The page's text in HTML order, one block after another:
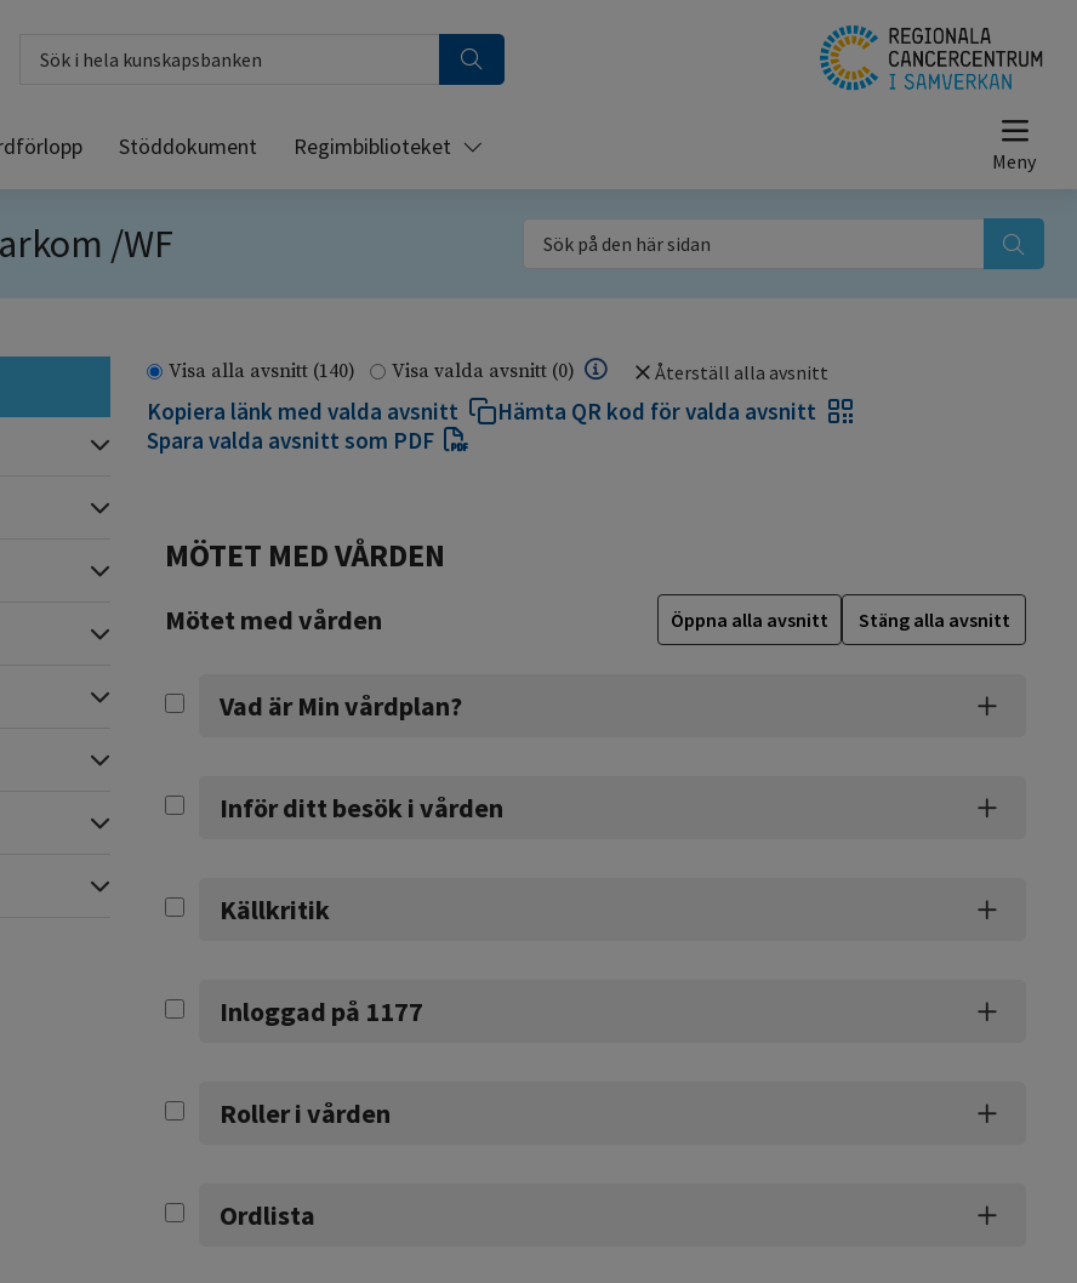
Stöddokument Regimbiblioteket
/WF Sök på den här sidan
Expandera
Expandera
Expandera
Expandera
Expandera
Visa alla avsnitt (140) Visa valda avsnitt (0) Återställ alla avsnitt
Kopiera länk med valda avsnitt
Hämta QR kod för valda avsnitt
Spara valda avsnitt som PDF
MÖTET MED VÅRDEN
Mötet med vården Öppna alla avsnitt Stäng alla avsnitt
Vad är Min vårdplan?
Inför ditt besök i vården
Källkritik
Inloggad på 1177
Roller i vården
Ordlista